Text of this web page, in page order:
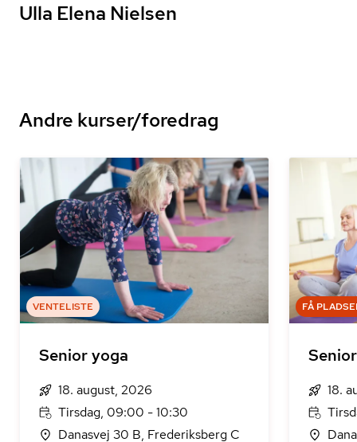
Ulla Elena Nielsen
Andre kurser/foredrag
VENTELISTE
Senior yoga
18. august, 2026
Tirsdag, 09:00 - 10:30
Danasvej 30 B, Frederiksberg C
FÅ
18.